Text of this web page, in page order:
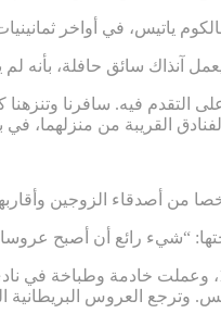
ياتيس، في أواخر
آنذاك سائق حافلة، بأنه
التقدم فيه. سافرنا وتنزهنا
القريبة من منزلهما،
“شيء رائع أن أصبح
وترجع العروس